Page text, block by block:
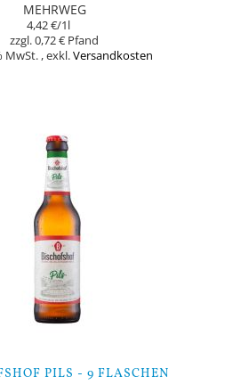
MEHRWEG
4,42 €/1l
0,72 €
MwSt. ,exkl.Versandkosten
PILS - 9 FLASCHEN